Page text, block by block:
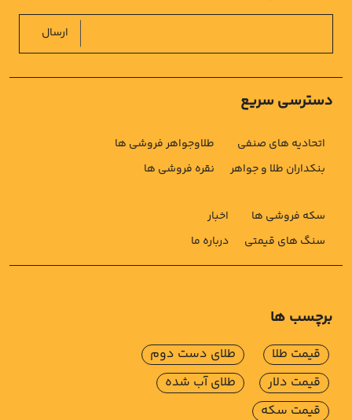
دسترسی سریع
اتحادیه های صنفی
بنکداران طلا و جواهر
طلاوجواهر فروشی ها
نقره فروشی ها
سکه فروشی ها
سنگ های قیمتی
اخبار
درباره ما
ارسال
برچسب ها
قیمت طلا
قیمت دلار
قیمت سکه
طلای دست دوم
طلای آب شده